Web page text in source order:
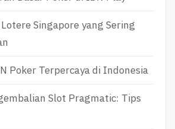
Singapore yang Sering
Poker Terpercaya di Indonesia
Slot Pragmatic: Tips